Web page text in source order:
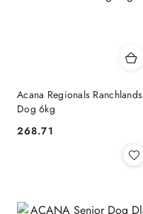
Acana Regionals Ranchlands
Dog 6kg
Cena:
268.71